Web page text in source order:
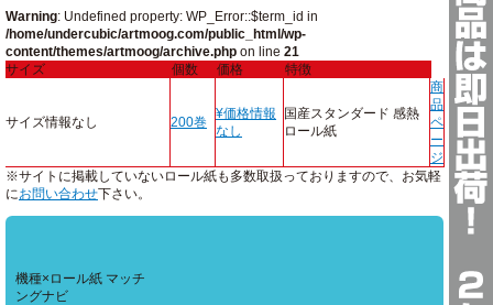
個人情報保護方針
カートの中
お問い合わせ
Warning: Undefined property: WP_Error::$term_id in
/home/undercubic/artmoog.com/public_html/wp-
content/themes/artmoog/archive.php on line 21
サイズ
個数 価格 特徴
サイズ情報なし 200巻
¥価格情報
なし
国産スタンダード 感熱
ロール紙
商
品
ペ
ー
ジ
※サイトに掲載していないロール紙も多数取扱っておりますので、お気軽
にお問い合わせ下さい。
機種×ロール紙 マッチ
ングナビ